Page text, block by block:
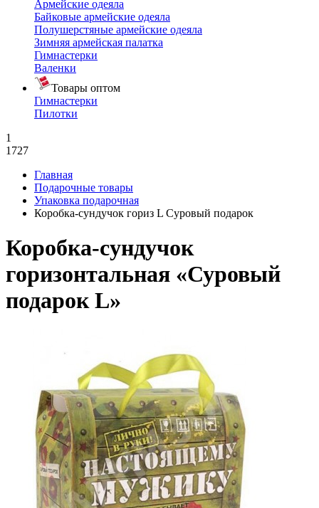
Армейские одеяла
Байковые армейские одеяла
Полушерстяные армейские одеяла
Зимняя армейская палатка
Гимнастерки
Валенки
Товары оптом
Гимнастерки
Пилотки
1
1727
Главная
Подарочные товары
Упаковка подарочная
Коробка-сундучок гориз L Суровый подарок
Коробка-сундучок
горизонтальная «Суровый
подарок L»